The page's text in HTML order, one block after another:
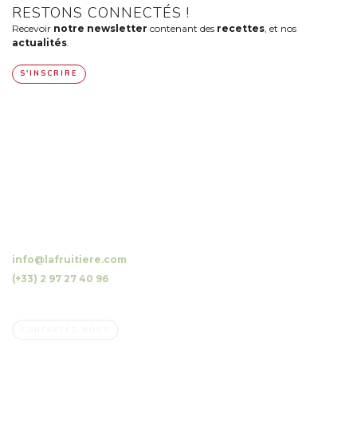
RESTONS CONNECTÉS !
Recevoir notre newsletter contenant des recettes , et nos
actualités
S'INSCRIRE
info@lafruitiere.com
(+33) 2 97 27 40 96